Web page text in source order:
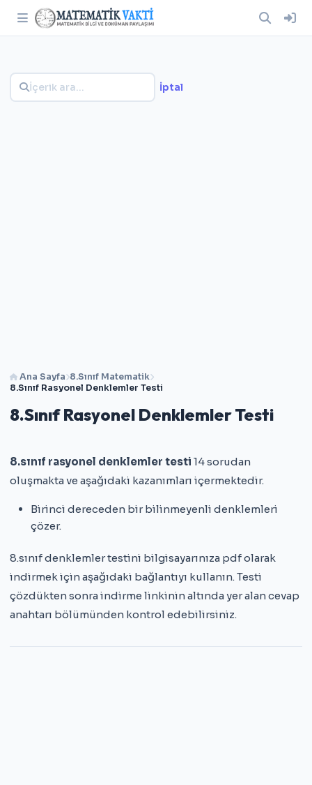
Ana Sayfa 8.Sınıf Matematik
8.Sınıf Rasyonel Denklemler Testi
8.Sınıf Rasyonel Denklemler Testi
8.sınıf rasyonel denklemler testi 14 sorudan
oluşmakta ve aşağıdaki kazanımları içermektedir.
Birinci dereceden bir bilinmeyenli denklemleri
çözer.
8.sınıf denklemler testini bilgisayarınıza pdf olarak
indirmek için aşağıdaki bağlantıyı kullanın. Testi
çözdükten sonra indirme linkinin altında yer alan cevap
anahtarı bölümünden kontrol edebilirsiniz.
İptal